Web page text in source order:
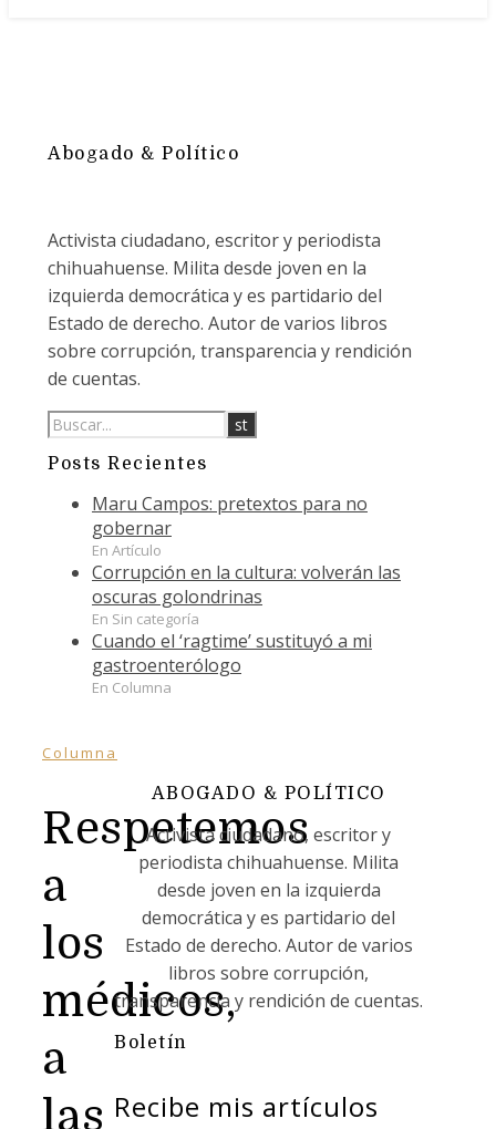
Abogado & Político
Activista ciudadano, escritor y periodista
chihuahuense. Milita desde joven en la
izquierda democrática y es partidario del
Estado de derecho. Autor de varios libros
sobre corrupción, transparencia y rendición
de cuentas.
Posts Recientes
Maru Campos: pretextos para no
gobernar
En Artículo
Corrupción en la cultura: volverán las
oscuras golondrinas
En Sin categoría
Cuando el ‘ragtime’ sustituyó a mi
gastroenterólogo
En Columna
Columna
Respetemos
a
los
médicos,
a
las
ABOGADO & POLÍTICO
Activista ciudadano, escritor y
periodista chihuahuense. Milita
desde joven en la izquierda
democrática y es partidario del
Estado de derecho. Autor de varios
libros sobre corrupción,
transparencia y rendición de cuentas.
Boletín
Recibe mis artículos